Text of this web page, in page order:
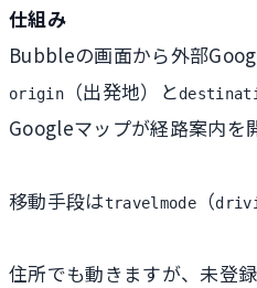
仕組み
Bubbleの画面から外部
origin （出発地）と
Googleマップが経路案内を
移動手段はtravelmode （
住所でも動きますが、未登